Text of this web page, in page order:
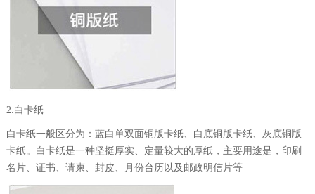
2.白卡纸
白卡纸一般区分为：蓝白单双面铜版卡纸、白底铜版卡纸、灰底铜版
卡纸。白卡纸是一种坚挺厚实、定量较大的厚纸，主要用途是，印刷
名片、证书、请柬、封皮、月份台历以及邮政明信片等